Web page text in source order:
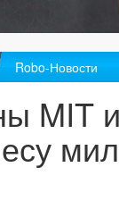
Robo-Новости
MIT